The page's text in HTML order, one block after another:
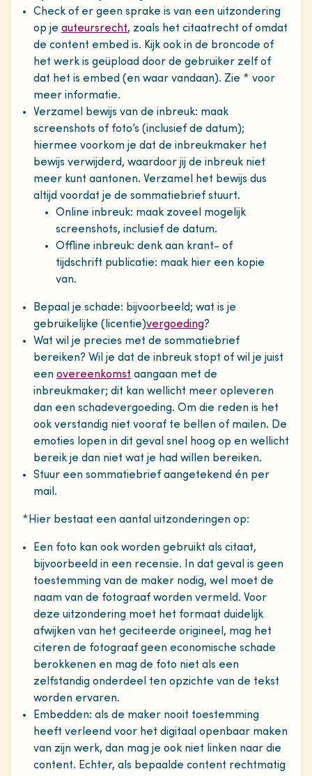
Check of er geen sprake is van een uitzondering
op je auteursrecht, zoals het citaatrecht of omdat
de content embed is. Kijk ook in de broncode of
het werk is geüpload door de gebruiker zelf of
dat het is embed (en waar vandaan). Zie * voor
meer informatie.
Verzamel bewijs van de inbreuk: maak
screenshots of foto’s (inclusief de datum);
hiermee voorkom je dat de inbreukmaker het
bewijs verwijderd, waardoor jij de inbreuk niet
meer kunt aantonen. Verzamel het bewijs dus
altijd voordat je de sommatiebrief stuurt.
Online inbreuk: maak zoveel mogelijk
screenshots, inclusief de datum.
Offline inbreuk: denk aan krant- of
tijdschrift publicatie: maak hier een kopie
van.
Bepaal je schade: bijvoorbeeld; wat is je
gebruikelijke (licentie)vergoeding?
Wat wil je precies met de sommatiebrief
bereiken? Wil je dat de inbreuk stopt of wil je juist
een overeenkomst aangaan met de
inbreukmaker; dit kan wellicht meer opleveren
dan een schadevergoeding. Om die reden is het
ook verstandig niet vooraf te bellen of mailen. De
emoties lopen in dit geval snel hoog op en wellicht
bereik je dan niet wat je had willen bereiken.
Stuur een sommatiebrief aangetekend én per
mail.
*Hier bestaat een aantal uitzonderingen op:
Een foto kan ook worden gebruikt als citaat,
bijvoorbeeld in een recensie. In dat geval is geen
toestemming van de maker nodig, wel moet de
naam van de fotograaf worden vermeld. Voor
deze uitzondering moet het formaat duidelijk
afwijken van het geciteerde origineel, mag het
citeren de fotograaf geen economische schade
berokkenen en mag de foto niet als een
zelfstandig onderdeel ten opzichte van de tekst
worden ervaren.
Embedden: als de maker nooit toestemming
heeft verleend voor het digitaal openbaar maken
van zijn werk, dan mag je ook niet linken naar die
content. Echter, als bepaalde content rechtmatig